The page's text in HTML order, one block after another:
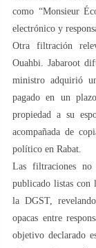
como “Monsieur
electrónico y
Otra filtración
Ouahbi. Jabaroot
ministro adquirió
pagado en un
propiedad a su
acompañada de
político en Rabat.
Las filtraciones no
publicado listas con
la DGST,
opacas entre
objetivo declarado